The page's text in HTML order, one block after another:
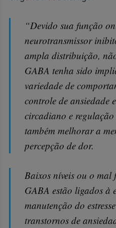
“Devido sua função
neurotransmissor
ampla distribuição,
GABA tenha sido
variedade de
controle de ansiedade
circadiano e
também melhorar a
percepção de dor.
Baixos níveis ou o mal
GABA estão ligados à
manutenção do
transtornos de